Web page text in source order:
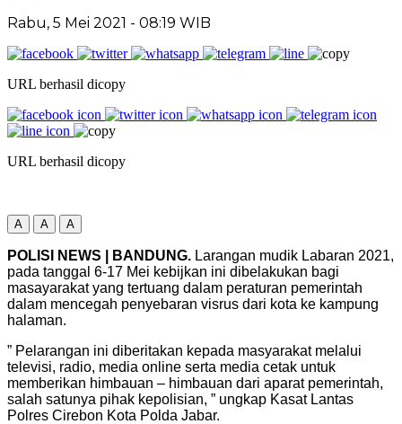
Rabu, 5 Mei 2021 - 08:19 WIB
URL berhasil dicopy
URL berhasil dicopy
A A A
POLISI NEWS | BANDUNG. Larangan mudik Labaran 2021,
pada tanggal 6-17 Mei kebijkan ini dibelakukan bagi
masayarakat yang tertuang dalam peraturan pemerintah
dalam mencegah penyebaran visrus dari kota ke kampung
halaman.
” Pelarangan ini diberitakan kepada masyarakat melalui
televisi, radio, media online serta media cetak untuk
memberikan himbauan – himbauan dari aparat pemerintah,
salah satunya pihak kepolisian, ” ungkap Kasat Lantas
Polres Cirebon Kota Polda Jabar.